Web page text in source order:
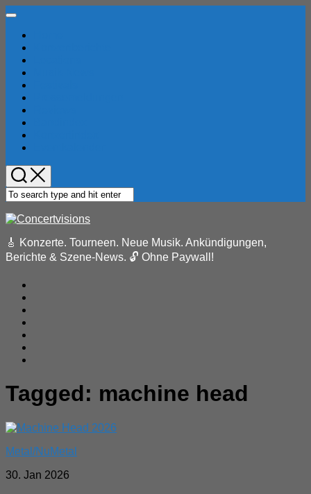
Skip
content
Expand
🎸 Konzerte. Tourneen. Neue Musik. Ankündigungen,
Berichte & Szene-News. 🔓 Ohne Paywall!
Tagged: machine head
Metal/NuMetal
30. Jan 2026